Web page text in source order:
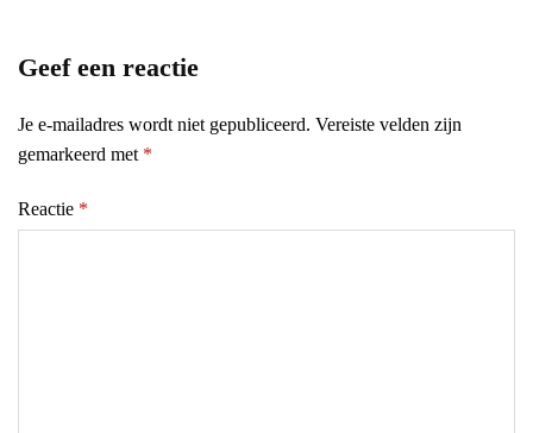
Geef een reactie
Je e-mailadres wordt niet gepubliceerd. Vereiste velden zijn
gemarkeerd met *
Reactie *